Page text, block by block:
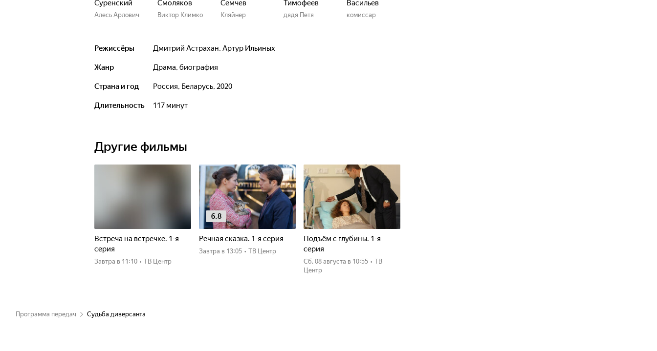
Суренский
Алесь Арлович
Смоляков
Виктор Климко
Семчев
Кляйнер
Тимофеев
дядя Петя
Васильев
комиссар
Режиссёры Дмитрий Астрахан, Артур Ильиных
Жанр драма, биография
Страна и год Россия, Беларусь, 2020
Длительность 117 минут
Другие фильмы
Встреча на встречке. 1-я
серия
Завтра в 11:10 • ТВ Центр
6.8
Речная сказка. 1-я серия
Завтра в 13:05 • ТВ Центр
Подъём с глубины. 1-я
серия
сб, 08 августа в 10:55 • ТВ
Центр
Программа передач Судьба диверсанта